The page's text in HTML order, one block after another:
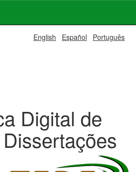
English Español Português
Digital de